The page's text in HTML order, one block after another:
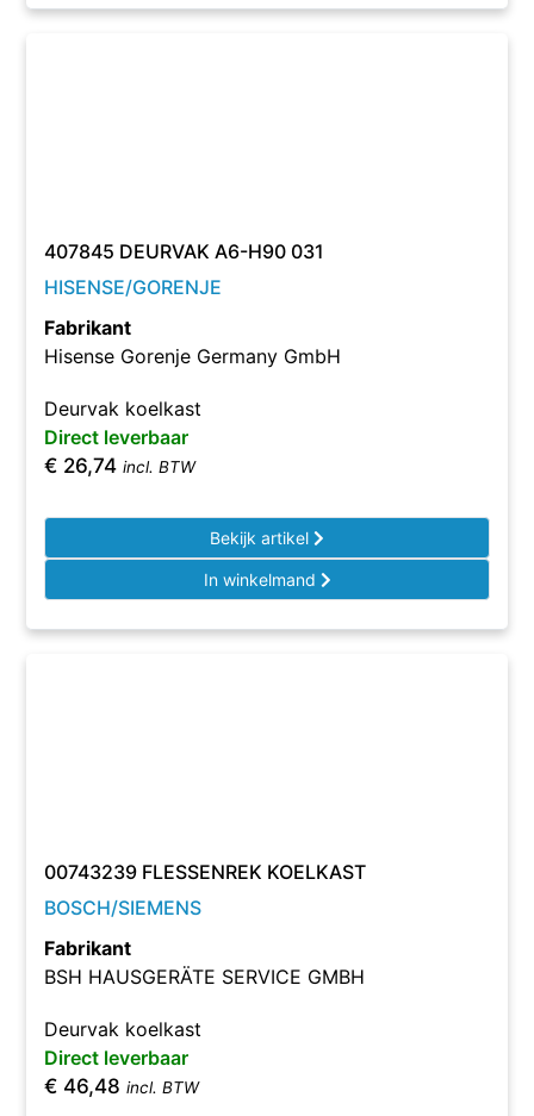
407845 DEURVAK A6-H90 031
HISENSE/GORENJE
Fabrikant
Hisense Gorenje Germany GmbH
Deurvak koelkast
Direct leverbaar
€ 26,74 incl. BTW
Bekijk artikel
In winkelmand
00743239 FLESSENREK KOELKAST
BOSCH/SIEMENS
Fabrikant
BSH HAUSGERÄTE SERVICE GMBH
Deurvak koelkast
Direct leverbaar
€ 46,48 incl. BTW